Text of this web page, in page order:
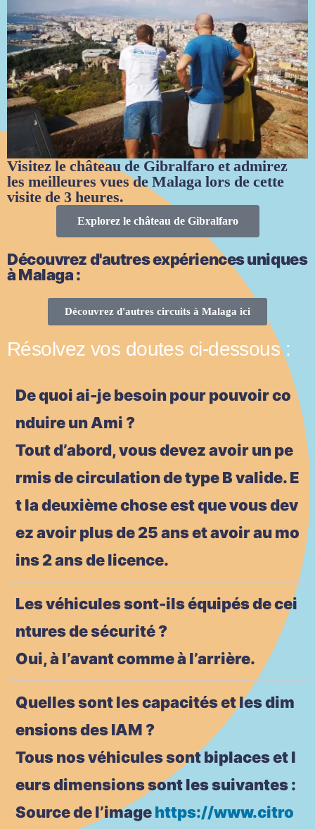
Visitez le château de Gibralfaro et admirez
les meilleures vues de Malaga lors de cette
visite de 3 heures.
Explorez le château de Gibralfaro
Découvrez d'autres expériences uniques
à Malaga :
Découvrez d'autres circuits à Malaga ici
Résolvez vos doutes ci-dessous :
De quoi ai-je besoin pour pouvoir co
nduire un Ami ?
Tout d’abord, vous devez avoir un pe
rmis de circulation de type B valide. E
t la deuxième chose est que vous dev
ez avoir plus de 25 ans et avoir au mo
ins 2 ans de licence.
Les véhicules sont-ils équipés de cei
ntures de sécurité ?
Oui, à l’avant comme à l’arrière.
Quelles sont les capacités et les dim
ensions des IAM ?
Tous nos véhicules sont biplaces et l
eurs dimensions sont les suivantes :
Source de l’imagehttps://www.citro